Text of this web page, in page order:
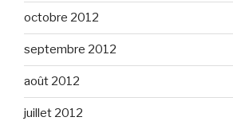
octobre 2012
septembre 2012
août 2012
juillet 2012